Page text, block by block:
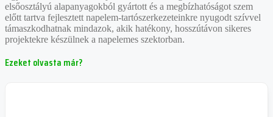
elsőosztályú alapanyagokból gyártott és a megbízhatóságot szem
előtt tartva fejlesztett napelem-tartószerkezeteinkre nyugodt szívvel
támaszkodhatnak mindazok, akik hatékony, hosszútávon sikeres
projektekre készülnek a napelemes szektorban.
Ezeket olvasta már?